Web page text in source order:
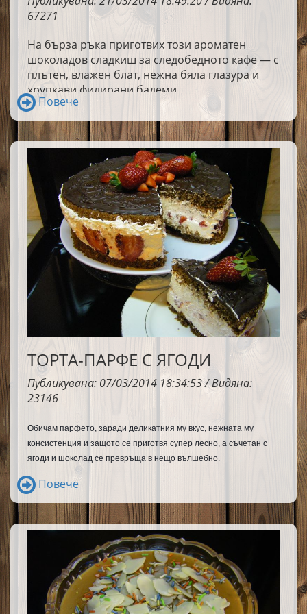
67271
На бърза ръка приготвих този ароматен
шоколадов сладкиш за следобедното кафе — с
плътен, влажен блат, нежна бяла глазура и
хрупкави филирани бадеми.
Повече
ТОРТА-ПАРФЕ С ЯГОДИ
Публикувана: 07/03/2014 18:34:53 / Видяна:
23146
Обичам парфето, заради деликатния му вкус, нежната му
консистенция и защото се приготвя супер лесно, а съчетан с
ягоди и шоколад се превръща в нещо вълшебно.
Повече